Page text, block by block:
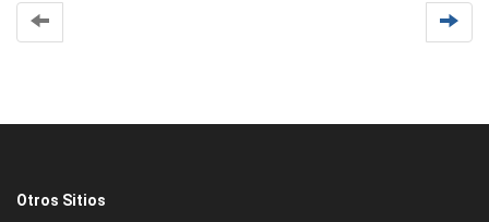
Otros Sitios